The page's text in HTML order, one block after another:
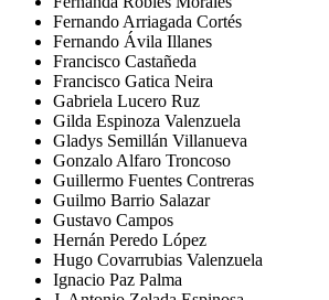
Fernando Arriagada Cortés
Fernando Ávila Illanes
Francisco Castañeda
Francisco Gatica Neira
Gabriela Lucero Ruz
Gilda Espinoza Valenzuela
Gladys Semillán Villanueva
Gonzalo Alfaro Troncoso
Guillermo Fuentes Contreras
Guilmo Barrio Salazar
Gustavo Campos
Hernán Peredo López
Hugo Covarrubias Valenzuela
Ignacio Paz Palma